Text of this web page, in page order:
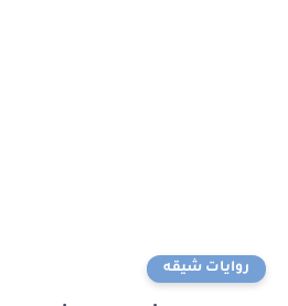
روايات شيقه